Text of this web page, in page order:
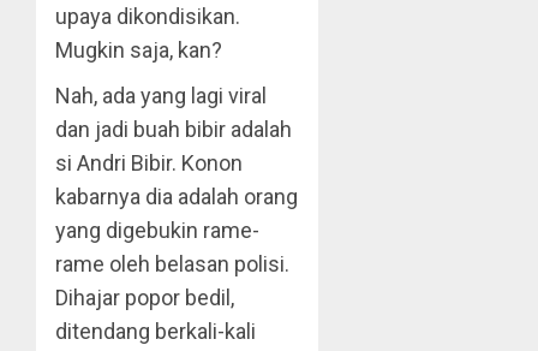
upaya dikondisikan.
Mugkin saja, kan?
Nah, ada yang lagi viral
dan jadi buah bibir adalah
si Andri Bibir. Konon
kabarnya dia adalah orang
yang digebukin rame-
rame oleh belasan polisi.
Dihajar popor bedil,
ditendang berkali-kali